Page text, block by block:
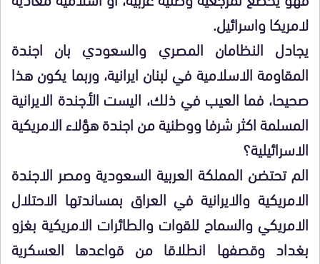
لامريكا واسرائيل.
يجادل النظامان المصري والسعودي بان اجندة
المقاومة الاسلامية في لبنان ايرانية، وربما يكون هذا
صحيحا، فما العيب في ذلك، اليست الأجندة الايرانية
المسلمة اكثر شرفا ووطنية من اجندة هؤلاء الامريكية
الاسرائيلية؟
الم تحتضن المملكة العربية السعودية ومصر الاجندة
الامريكية والايرانية في العراق بمساندتها الاحتلال
الامريكي والسماح للقوات والطائرات الامريكية بغزو
بغداد وقصفها انطلاقا من قواعدها العسكرية